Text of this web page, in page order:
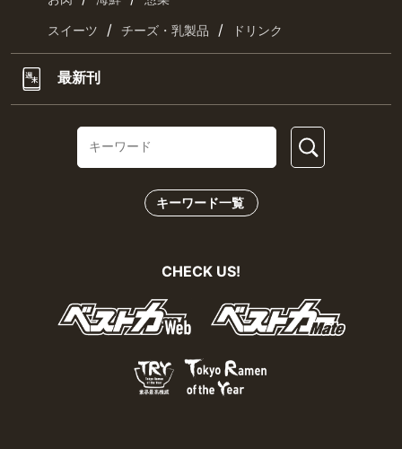
スイーツ / チーズ・乳製品 / ドリンク
最新刊
キーワード一覧
CHECK US!